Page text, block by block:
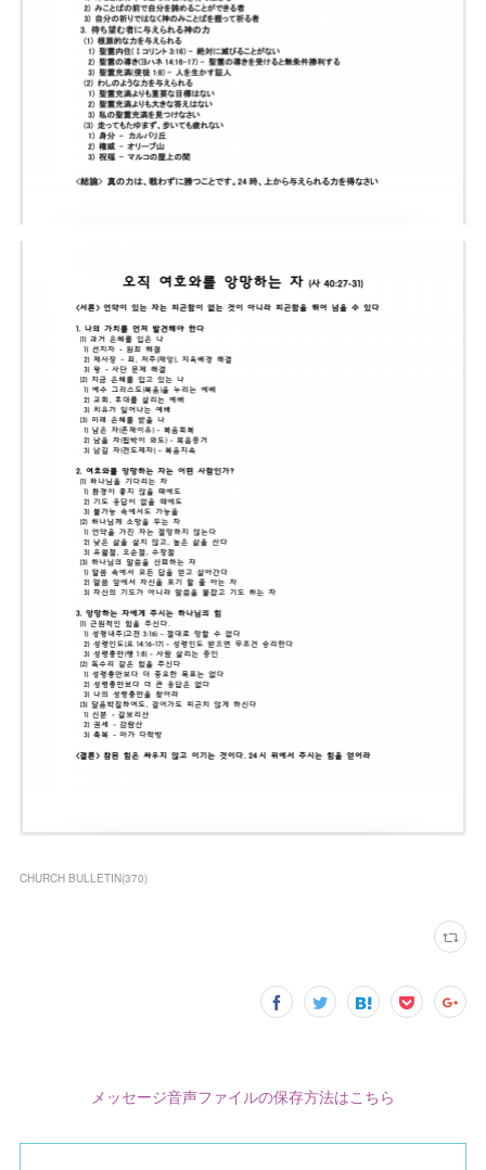
CHURCH BULLETIN(370)
メッセージ音声ファイルの保存方法はこちら